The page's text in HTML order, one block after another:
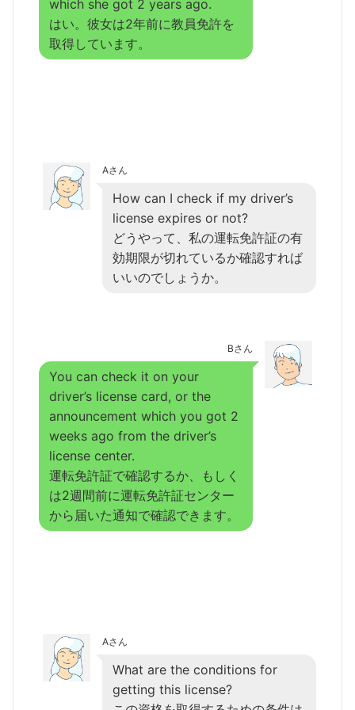
which she got 2 years ago.
はい。彼女は2年前に教員免許を
取得しています。
Aさん
How can I check if my driver’s
license expires or not?
どうやって、私の運転免許証の有
効期限が切れているか確認すれば
いいのでしょうか。
Bさん
You can check it on your
driver’s license card, or the
announcement which you got 2
weeks ago from the driver’s
license center.
運転免許証で確認するか、もしく
は2週間前に運転免許証センター
から届いた通知で確認できます。
Aさん
What are the conditions for
getting this license?